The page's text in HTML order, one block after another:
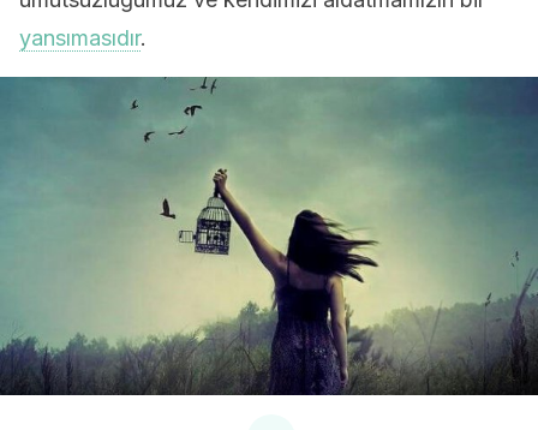
yansımasıdır.